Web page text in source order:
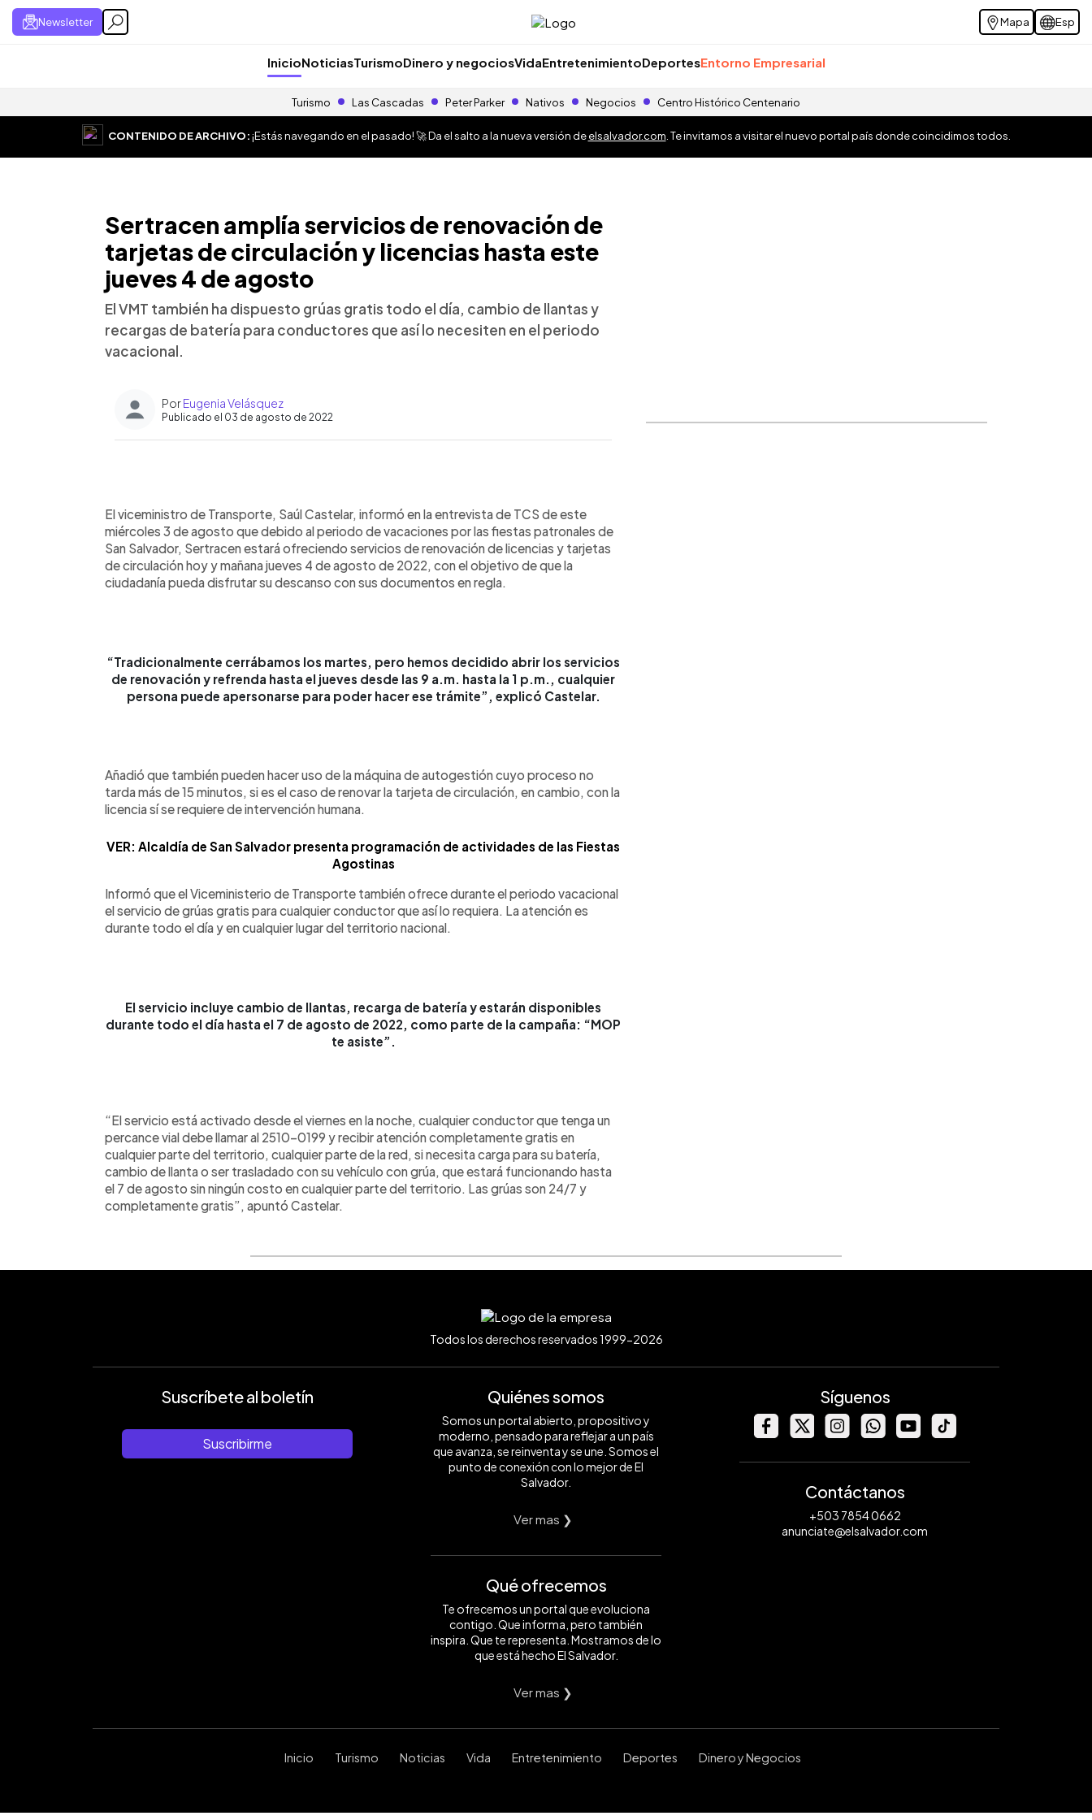
Newsletter Mapa Esp
InicioNoticiasTurismoDinero y negociosVidaEntretenimientoDeportesEntorno Empresarial
Turismo Las Cascadas Peter Parker Nativos Negocios Centro Histórico Centenario
CONTENIDO DE ARCHIVO:¡Estás navegando en el pasado! 🚀 Da el salto a la nueva versión deelsalvador.com . Te invitamos a visitar el nuevo portal país donde coincidimos todos.
Sertracen amplía servicios de renovación de
tarjetas de circulación y licencias hasta este
jueves 4 de agosto
El VMT también ha dispuesto grúas gratis todo el día, cambio de llantas y
recargas de batería para conductores que así lo necesiten en el periodo
vacacional.
PorEugenia Velásquez
Publicado el 03 de agosto de 2022
► Escuchar artículo
El viceministro de Transporte, Saúl Castelar, informó en la entrevista de TCS de este
miércoles 3 de agosto que debido al periodo de vacaciones por las fiestas patronales de
San Salvador, Sertracen estará ofreciendo servicios de renovación de licencias y tarjetas
de circulación hoy y mañana jueves 4 de agosto de 2022, con el objetivo de que la
ciudadanía pueda disfrutar su descanso con sus documentos en regla.
“Tradicionalmente cerrábamos los martes, pero hemos decidido abrir los servicios
de renovación y refrenda hasta el jueves desde las 9 a.m. hasta la 1 p.m., cualquier
persona puede apersonarse para poder hacer ese trámite”, explicó Castelar.
Añadió que también pueden hacer uso de la máquina de autogestión cuyo proceso no
tarda más de 15 minutos, si es el caso de renovar la tarjeta de circulación, en cambio, con la
licencia sí se requiere de intervención humana.
VER: Alcaldía de San Salvador presenta programación de actividades de las Fiestas
Agostinas
Informó que el Viceministerio de Transporte también ofrece durante el periodo vacacional
el servicio de grúas gratis para cualquier conductor que así lo requiera. La atención es
durante todo el día y en cualquier lugar del territorio nacional.
El servicio incluye cambio de llantas, recarga de batería y estarán disponibles
durante todo el día hasta el 7 de agosto de 2022, como parte de la campaña: “MOP
te asiste”.
“El servicio está activado desde el viernes en la noche, cualquier conductor que tenga un
percance vial debe llamar al 2510-0199 y recibir atención completamente gratis en
cualquier parte del territorio, cualquier parte de la red, si necesita carga para su batería,
cambio de llanta o ser trasladado con su vehículo con grúa, que estará funcionando hasta
el 7 de agosto sin ningún costo en cualquier parte del territorio. Las grúas son 24/7 y
completamente gratis”, apuntó Castelar.
Todos los derechos reservados 1999-2026
Suscríbete al boletín
Suscribirme
Quiénes somos
Somos un portal abierto, propositivo y
moderno, pensado para reflejar a un país
que avanza, se reinventa y se une. Somos el
punto de conexión con lo mejor de El
Salvador.
Ver mas ❯
Qué ofrecemos
Te ofrecemos un portal que evoluciona
contigo. Que informa, pero también
inspira. Que te representa. Mostramos de lo
que está hecho El Salvador.
Ver mas ❯
Síguenos
Contáctanos
+503 7854 0662
anunciate@elsalvador.com
Inicio Turismo Noticias Vida Entretenimiento Deportes Dinero y Negocios